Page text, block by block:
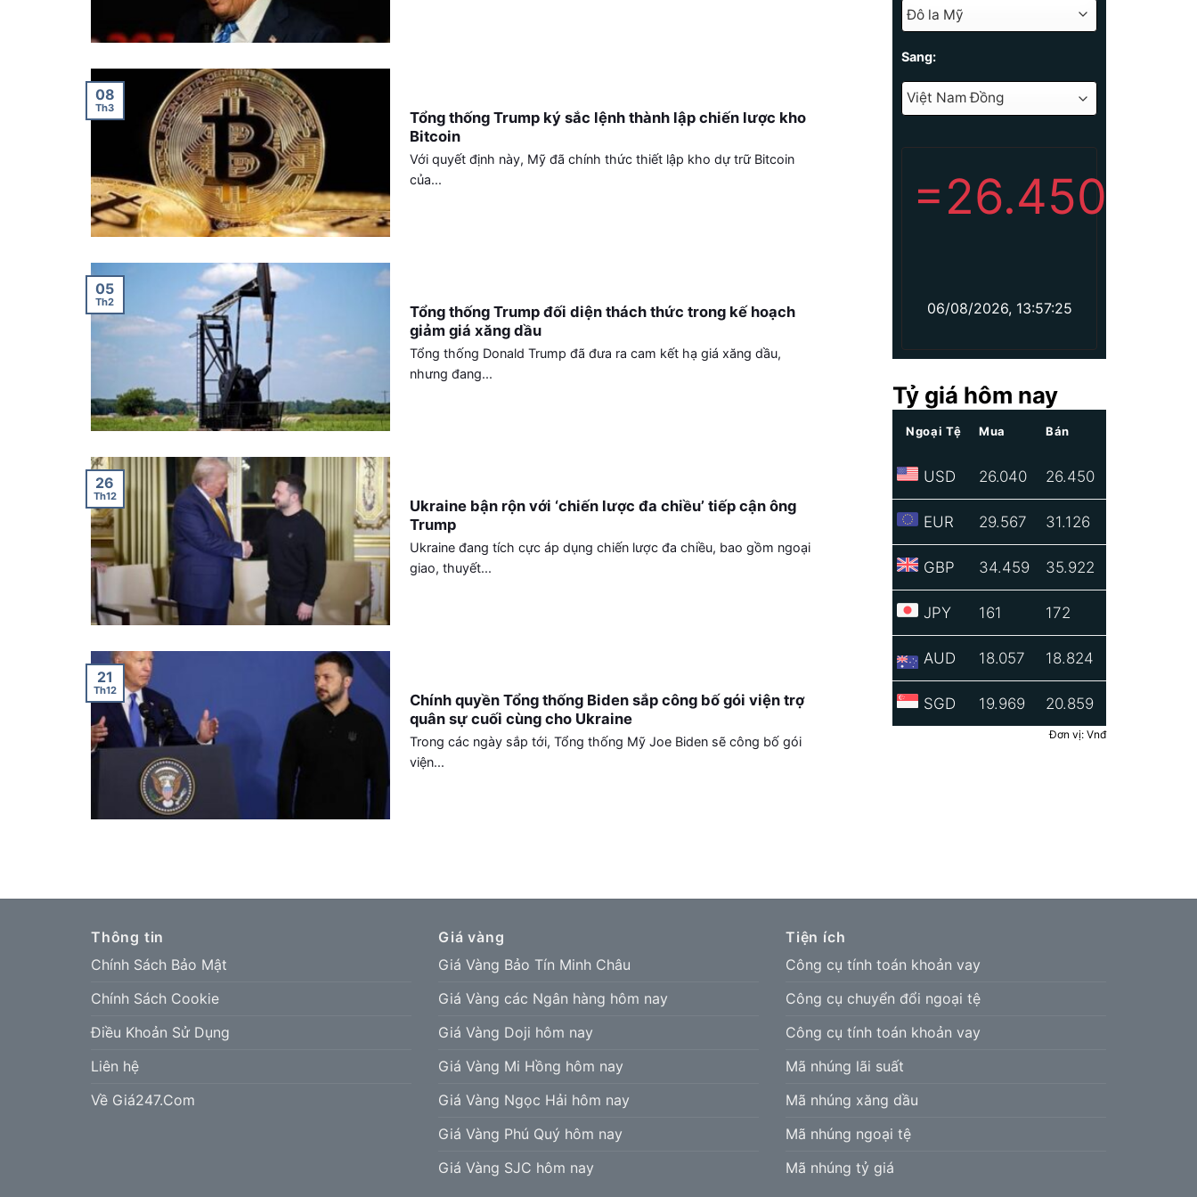
Tổng thống Trump ký sắc lệnh thành lập chiến lược kho
Bitcoin
Với quyết định này, Mỹ đã chính thức thiết lập kho dự trữ Bitcoin
của...
08
Th3
Tổng thống Trump đối diện thách thức trong kế hoạch
giảm giá xăng dầu
Tổng thống Donald Trump đã đưa ra cam kết hạ giá xăng dầu,
nhưng đang...
05
Th2
Ukraine bận rộn với ‘chiến lược đa chiều’ tiếp cận ông
Trump
Ukraine đang tích cực áp dụng chiến lược đa chiều, bao gồm ngoại
giao, thuyết...
26
Th12
Chính quyền Tổng thống Biden sắp công bố gói viện trợ
quân sự cuối cùng cho Ukraine
Trong các ngày sắp tới, Tổng thống Mỹ Joe Biden sẽ công bố gói
viện...
21
Th12
Sang:
=26.450
06/08/2026, 13:57:25
Tỷ giá hôm nay
Ngoại Tệ Mua Bán
USD 26.040 26.450
EUR 29.567 31.126
GBP 34.459 35.922
JPY 161 172
AUD 18.057 18.824
SGD 19.969 20.859
Đơn vị: Vnđ
Thông tin
Chính Sách Bảo Mật
Chính Sách Cookie
Điều Khoản Sử Dụng
Liên hệ
Về Giá247.Com
Giá vàng
Giá Vàng Bảo Tín Minh Châu
Giá Vàng các Ngân hàng hôm nay
Giá Vàng Doji hôm nay
Giá Vàng Mi Hồng hôm nay
Giá Vàng Ngọc Hải hôm nay
Giá Vàng Phú Quý hôm nay
Giá Vàng SJC hôm nay
Tiện ích
Công cụ tính toán khoản vay
Công cụ chuyển đổi ngoại tệ
Công cụ tính toán khoản vay
Mã nhúng lãi suất
Mã nhúng xăng dầu
Mã nhúng ngoại tệ
Mã nhúng tỷ giá